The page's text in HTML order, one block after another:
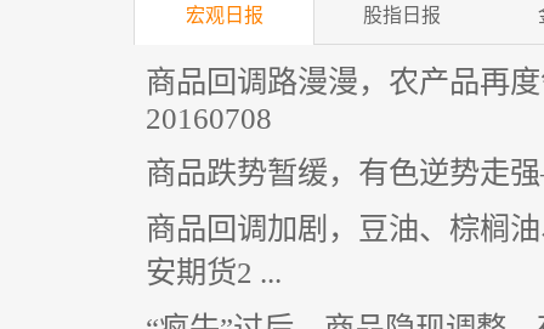
宏观日报 股指日报
商品回调路漫漫，农产品再
20160708
商品跌势暂缓，有色逆势走
商品回调加剧，豆油、棕榈
安期货2 ...